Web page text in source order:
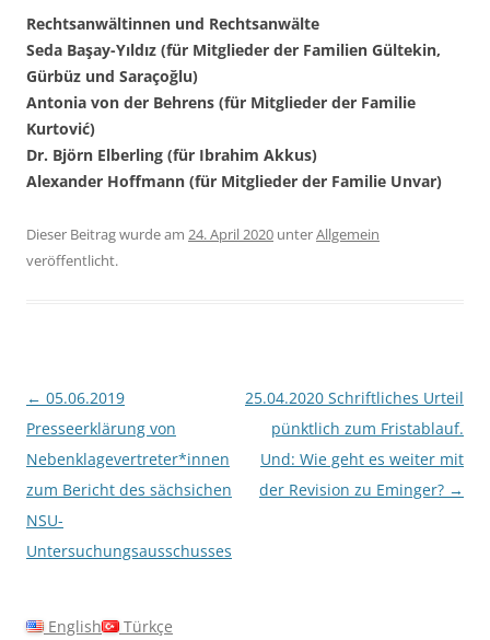
Rechtsanwältinnen und Rechtsanwälte
Seda Başay-Yıldız (für Mitglieder der Familien Gültekin,
Gürbüz und Saraçoğlu)
Antonia von der Behrens (für Mitglieder der Familie
Kurtović)
Dr. Björn Elberling (für Ibrahim Akkus)
Alexander Hoffmann (für Mitglieder der Familie Unvar)
Dieser Beitrag wurde am 24. April 2020 unterAllgemein
veröffentlicht.
Beitragsnavigation
← 05.06.2019
Presseerklärung von
Nebenklagevertreter*innen
zum Bericht des sächsichen
NSU-
Untersuchungsausschusses
25.04.2020 Schriftliches Urteil
pünktlich zum Fristablauf.
Und: Wie geht es weiter mit
der Revision zu Eminger? →
English Türkçe